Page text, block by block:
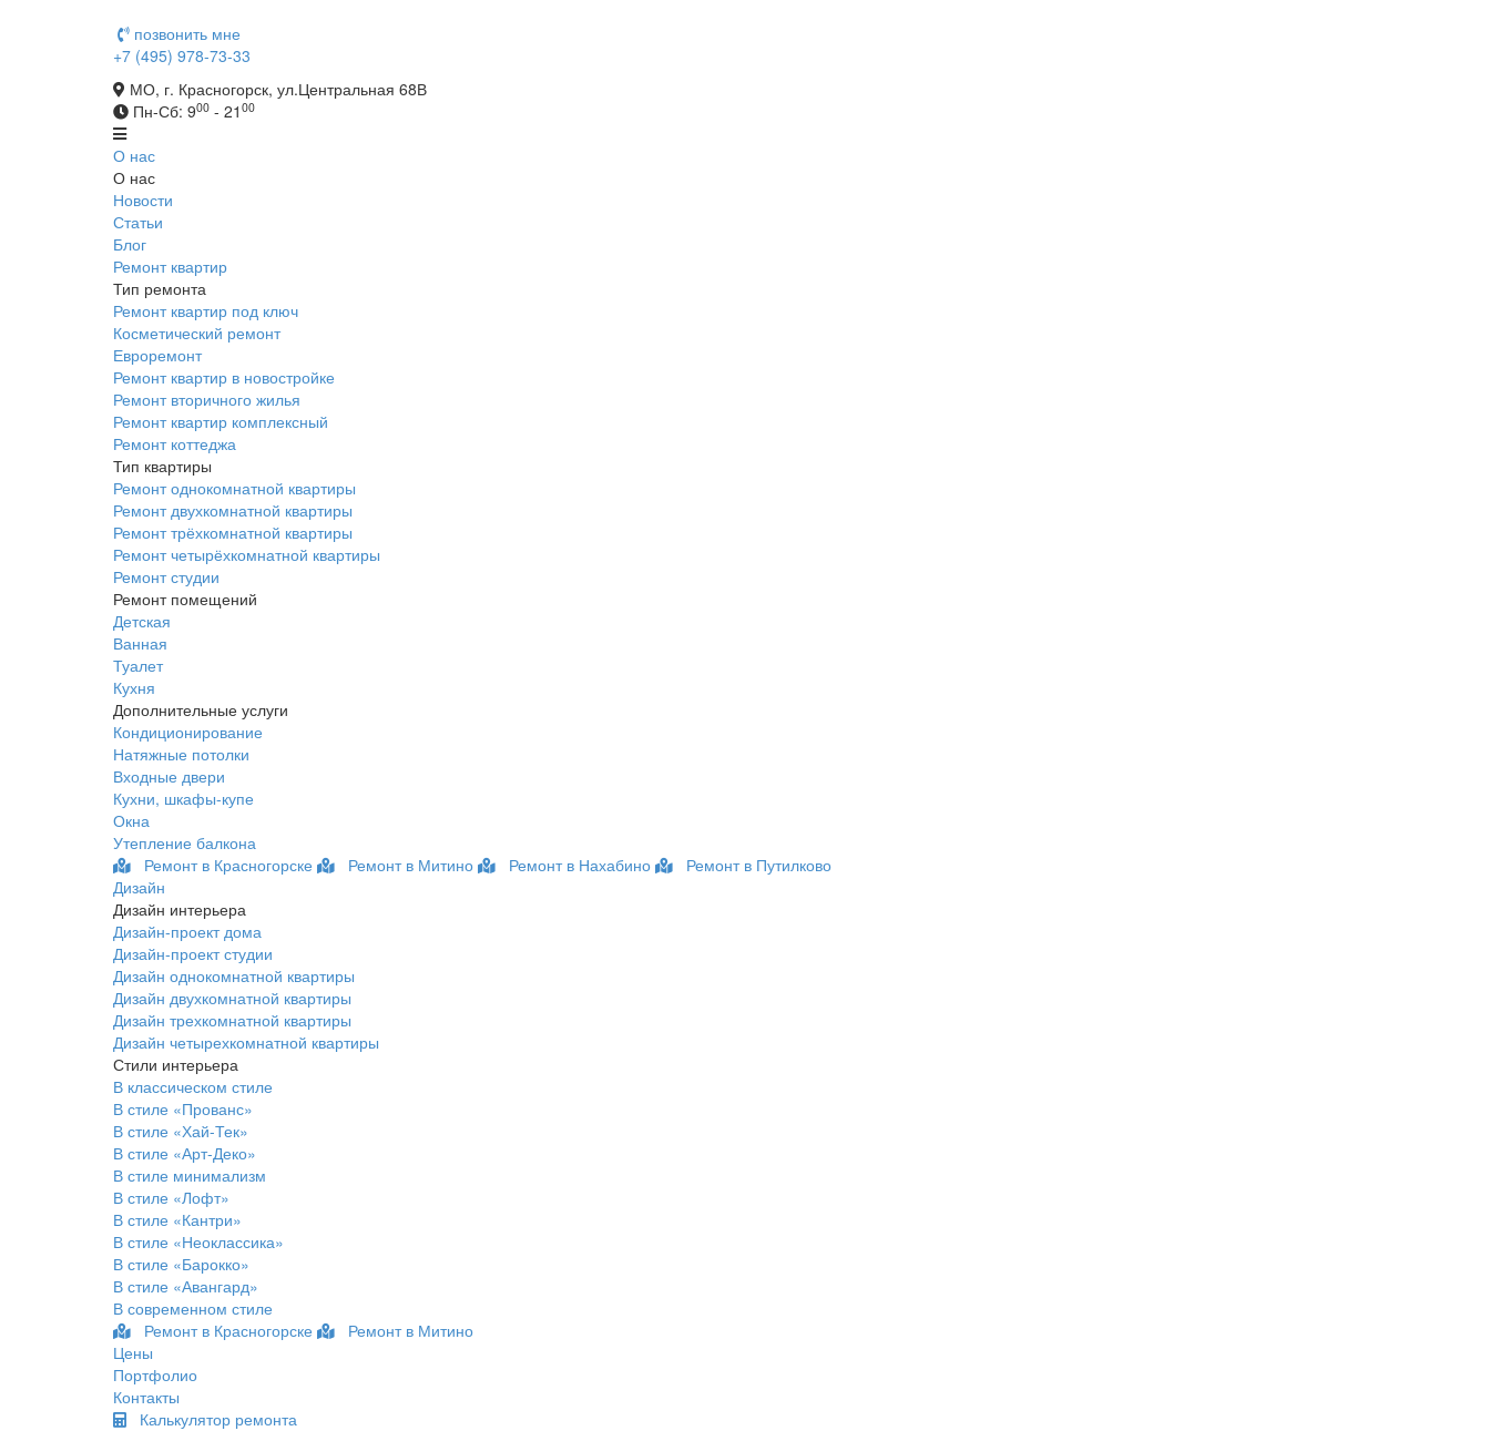
позвонить мне
+7 (495) 978-73-33
МО, г. Красногорск, ул.Центральная 68В
Пн-Сб: 900 - 21 00
О нас
О нас
Новости
Статьи
Блог
Ремонт квартир
Тип ремонта
Ремонт квартир под ключ
Косметический ремонт
Евроремонт
Ремонт квартир в новостройке
Ремонт вторичного жилья
Ремонт квартир комплексный
Ремонт коттеджа
Тип квартиры
Ремонт однокомнатной квартиры
Ремонт двухкомнатной квартиры
Ремонт трёхкомнатной квартиры
Ремонт четырёхкомнатной квартиры
Ремонт студии
Ремонт помещений
Детская
Ванная
Туалет
Кухня
Дополнительные услуги
Кондиционирование
Натяжные потолки
Входные двери
Кухни, шкафы-купе
Окна
Утепление балкона
Ремонт в Красногорске
Ремонт в Митино Ремонт в Нахабино
Ремонт в Путилково
Дизайн
Дизайн интерьера
Дизайн-проект дома
Дизайн-проект студии
Дизайн однокомнатной квартиры
Дизайн двухкомнатной квартиры
Дизайн трехкомнатной квартиры
Дизайн четырехкомнатной квартиры
Стили интерьера
В классическом стиле
В стиле «Прованс»
В стиле «Хай-Тек»
В стиле «Арт-Деко»
В стиле минимализм
В стиле «Лофт»
В стиле «Кантри»
В стиле «Неоклассика»
В стиле «Барокко»
В стиле «Авангард»
В современном стиле
Ремонт в Красногорске
Ремонт в Митино
Цены
Портфолио
Контакты
Калькулятор ремонта